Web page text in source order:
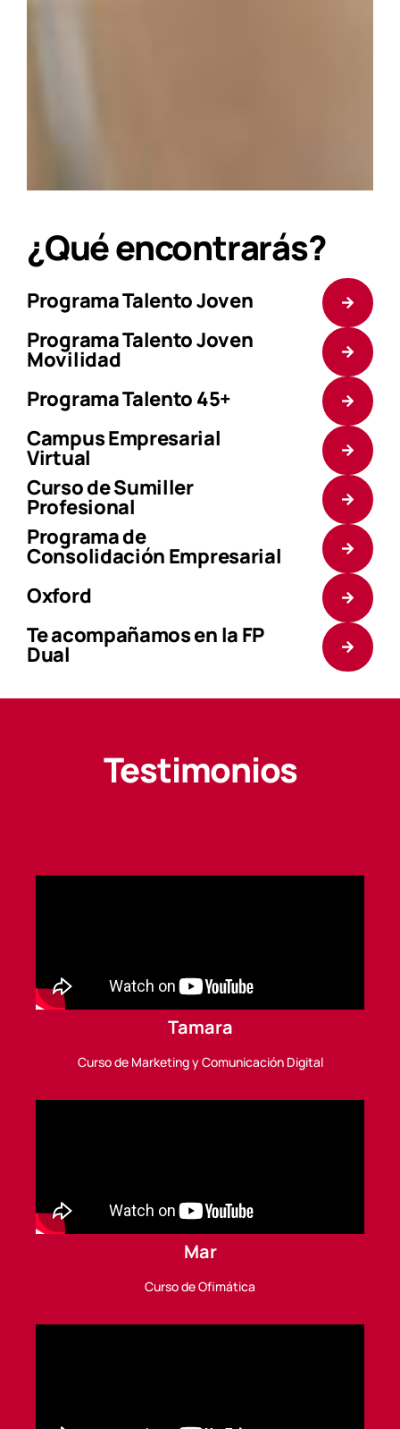
¿Qué encontrarás?
Programa Talento Joven
Programa Talento Joven
Movilidad
Programa Talento 45+
Campus Empresarial
Virtual
Curso de Sumiller
Profesional
Programa de
Consolidación Empresarial
Oxford
Te acompañamos en la FP
Dual
Testimonios
Tamara
Curso de Marketing y Comunicación Digital
Mar
Curso de Ofimática